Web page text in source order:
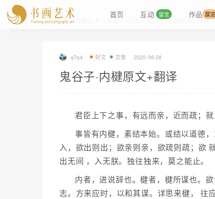
首页 互动 留言 作品 展览
当前位置：书画艺术 文章 鬼谷子·内楗原文+翻译
q7q4 好文 文章 2020-09-28
鬼谷子·内楗原文+翻译
君臣上下之事，有远而亲，近而疏；
事皆有内楗，素结本始。或结以道德
入，欲出则出；欲亲则亲，欲疏则疏；欲
出无间 ，入无朕。独往独来，莫之能止。
内者，进说辞也。楗者，楗所谋也。
志。方来应时，以和其谋。详思来楗， 往